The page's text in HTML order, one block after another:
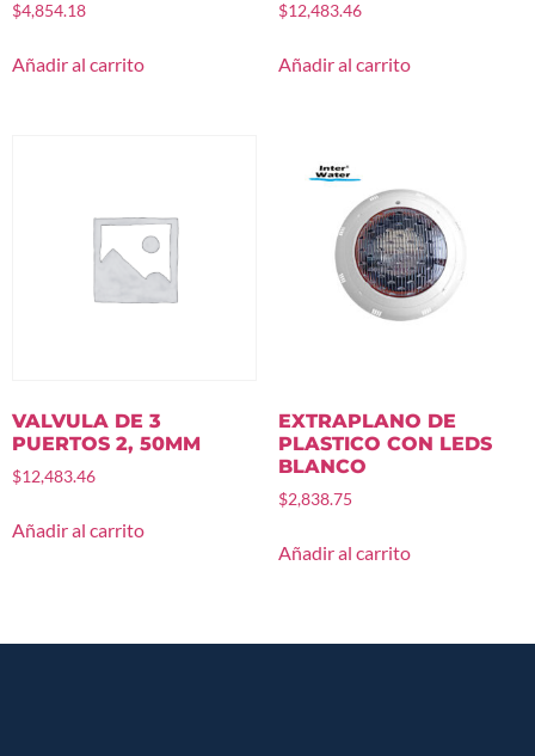
$4,854.18
Añadir al carrito
$12,483.46
Añadir al carrito
VALVULA DE 3
PUERTOS 2, 50MM
$12,483.46
Añadir al carrito
EXTRAPLANO DE
PLASTICO CON LEDS
BLANCO
$2,838.75
Añadir al carrito